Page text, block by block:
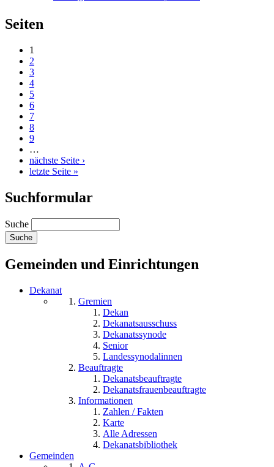
Seiten
1
2
3
4
5
6
7
8
9
…
nächste Seite ›
letzte Seite »
Suchformular
Suche
Gemeinden und Einrichtungen
Dekanat
Gremien
Dekan
Dekanatsausschuss
Dekanatssynode
Senior
Landessynodalinnen
Beauftragte
Dekanatsbeauftragte
Dekanatsfrauenbeauftragte
Informationen
Zahlen / Fakten
Karte
Alle Adressen
Dekanatsbibliothek
Gemeinden